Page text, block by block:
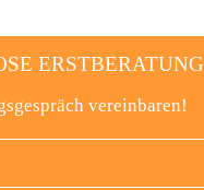
ERSTBERATUNG
vereinbaren!